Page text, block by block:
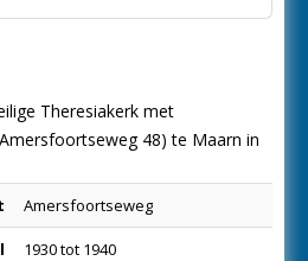
Theresiakerk met
48) te Maarn in
Amersfoortseweg
1930 tot 1940